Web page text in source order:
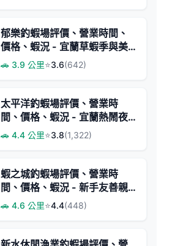
郁樂釣蝦場評價、營業時間、
價格、蝦況 - 宜蘭草蝦季與美
味料理
🚗 3.9 公里⭐3.6(642)
太平洋釣蝦場評價、營業時
間、價格、蝦況 - 宜蘭熱鬧夜
釣與多元餐飲
🚗 4.4 公里⭐3.8(1,322)
蝦之城釣蝦場評價、營業時
間、價格、蝦況 - 新手友善親
子體驗
🚗 4.6 公里⭐4.4(448)